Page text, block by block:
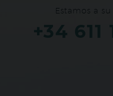
Estamos a
+34 611